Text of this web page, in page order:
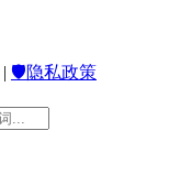
| 🛡️隐私政策